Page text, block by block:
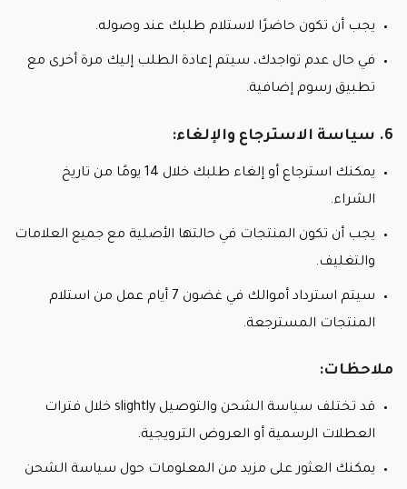
يجب أن تكون حاضرًا لاستلام طلبك عند وصوله.
في حال عدم تواجدك، سيتم إعادة الطلب إليك مرة أخرى مع
تطبيق رسوم إضافية.
6. سياسة الاسترجاع والإلغاء:
يمكنك استرجاع أو إلغاء طلبك خلال 14 يومًا من تاريخ
الشراء.
يجب أن تكون المنتجات في حالتها الأصلية مع جميع العلامات
والتغليف.
سيتم استرداد أموالك في غضون 7 أيام عمل من استلام
المنتجات المسترجعة.
ملاحظات:
قد تختلف سياسة الشحن والتوصيل slightly خلال فترات
العطلات الرسمية أو العروض الترويجية.
يمكنك العثور على مزيد من المعلومات حول سياسة الشحن